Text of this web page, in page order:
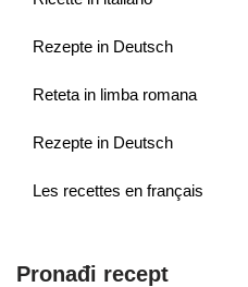
Rezepte in Deutsch
Reteta in limba romana
Rezepte in Deutsch
Les recettes en français
Pronađi recept